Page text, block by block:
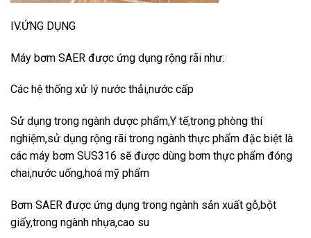
IV.ỨNG DỤNG
Máy bơm SAER được ứng dụng rộng rãi như:
Các hệ thống xử lý nước thải,nước cấp
Sử dụng trong ngành dược phẩm,Y tế,trong phòng thí
nghiệm,sử dụng rộng rãi trong ngành thực phẩm đặc biệt là
các máy bơm SUS316 sẽ được dùng bơm thực phẩm đóng
chai,nước uống,hoá mỹ phẩm
Bơm SAER được ứng dụng trong ngành sản xuất gỗ,bột
giấy,trong ngành nhựa,cao su